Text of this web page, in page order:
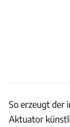
So erzeugt der
Aktuator